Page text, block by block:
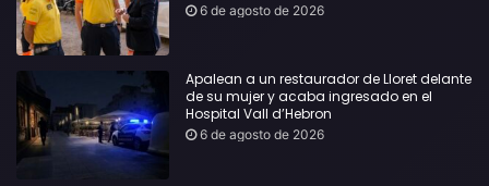
6 de agosto de 2026
Apalean a un restaurador de Lloret delante
de su mujer y acaba ingresado en el
Hospital Vall d’Hebron
6 de agosto de 2026